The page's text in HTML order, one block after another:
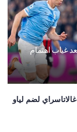
غياب اهتمام
لضم لياو